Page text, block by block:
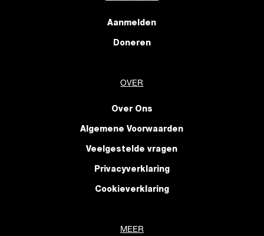
Aanmelden
Doneren
OVER
Over Ons
Algemene Voorwaarden
Veelgestelde vragen
Privacyverklaring
Cookieverklaring
MEER